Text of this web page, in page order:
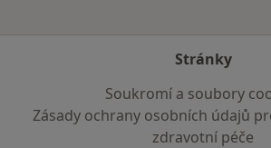
Stránky
Soukromí a soubory
Zásady ochrany osobních údajů
zdravotní péče